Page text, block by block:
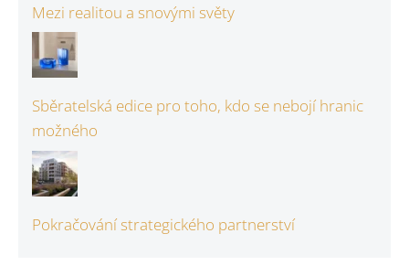
Mezi realitou a snovými světy
Sběratelská edice pro toho, kdo se nebojí hranic
možného
Pokračování strategického partnerství